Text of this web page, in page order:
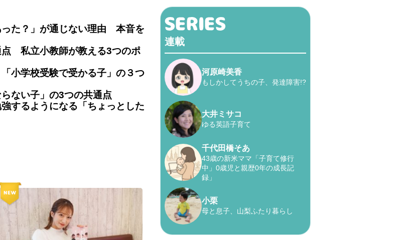
た？」が通じない理由 本音を
点 私立小教師が教える3つのポ
小学校受験で受かる子」の３つ
ない子」の3つの共通点
するようになる「ちょっとした
連載
河原崎美香
もしかしてうちの子、発達障害!?
大井ミサコ
ゆる英語子育て
千代田橋そあ
43歳の新米ママ「子育て修行
中」0歳児と親歴0年の成長記
録」
小栗
母と息子、山梨ふたり暮らし